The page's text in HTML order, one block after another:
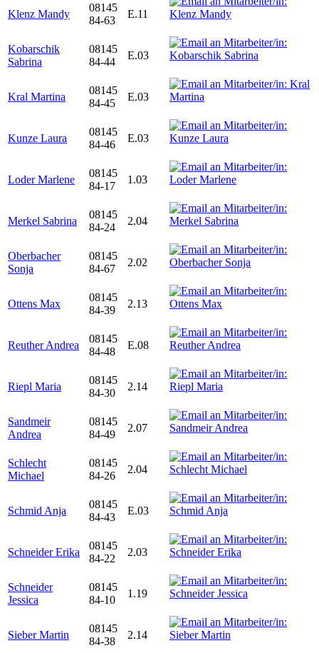
Klenz Mandy
08145
84-63
E.11
Kobarschik
Sabrina
08145
84-44
E.03
Kral Martina
08145
84-45
E.03
Kunze Laura
08145
84-46
E.03
Loder Marlene
08145
84-17
1.03
Merkel Sabrina
08145
84-24
2.04
Oberbacher
Sonja
08145
84-67
2.02
Ottens Max
08145
84-39
2.13
Reuther Andrea
08145
84-48
E.08
Riepl Maria
08145
84-30
2.14
Sandmeir
Andrea
08145
84-49
2.07
Schlecht
Michael
08145
84-26
2.04
Schmid Anja
08145
84-43
E.03
Schneider Erika
08145
84-22
2.03
Schneider
Jessica
08145
84-10
1.19
Sieber Martin
08145
84-38
2.14